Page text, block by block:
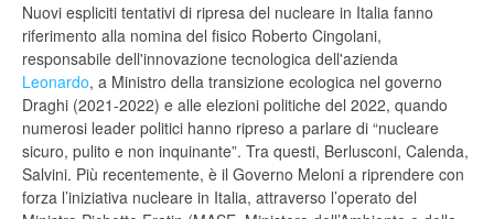
Nuovi espliciti tentativi di ripresa del nucleare in Italia fanno
riferimento alla nomina del fisico Roberto Cingolani,
responsabile dell'innovazione tecnologica dell'azienda
Leonardo, a Ministro della transizione ecologica nel governo
Draghi (2021-2022) e alle elezioni politiche del 2022, quando
numerosi leader politici hanno ripreso a parlare di “nucleare
sicuro, pulito e non inquinante”. Tra questi, Berlusconi, Calenda,
Salvini. Più recentemente, è il Governo Meloni a riprendere con
forza l’iniziativa nucleare in Italia, attraverso l’operato del